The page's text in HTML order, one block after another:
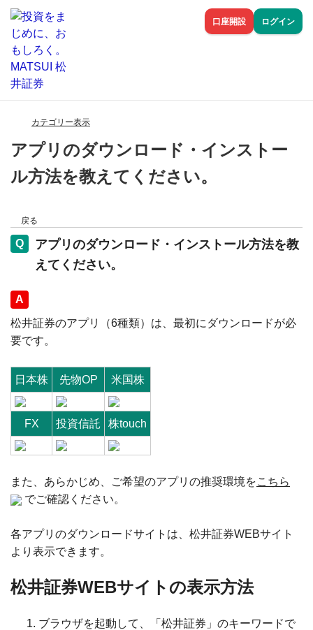
口座開設 ログイン
カテゴリー表示
アプリのダウンロード・インストー
ル方法を教えてください。
戻る
アプリのダウンロード・インストール方法を教
えてください。
回答
松井証券のアプリ（6種類）は、最初にダウンロードが必
要です。
日本株 先物OP 米国株
FX 投資信託 株touch
また、あらかじめ、ご希望のアプリの推奨環境をこちら
でご確認ください。
各アプリのダウンロードサイトは、松井証券WEBサイト
より表示できます。
松井証券WEBサイトの表示方法
ブラウザを起動して、「松井証券」のキーワードで